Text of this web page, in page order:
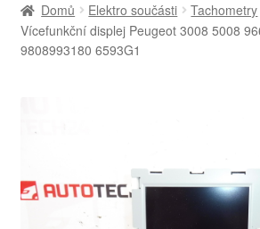
Celosvětová doprava
Domů Elektro součásti Tachometry
Vícefunkční displej Peugeot 3008 5008
9808993180 6593G1